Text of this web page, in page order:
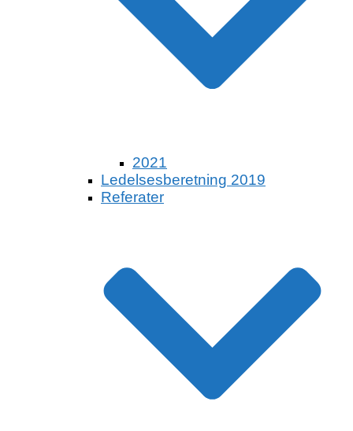
2021
Ledelsesberetning 2019
Referater